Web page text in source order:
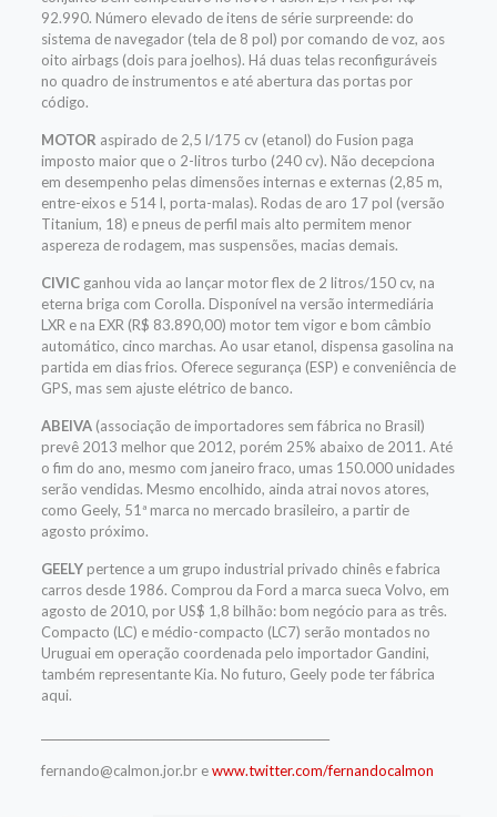
92.990. Número elevado de itens de série surpreende: do
sistema de navegador (tela de 8 pol) por comando de voz, aos
oito airbags (dois para joelhos). Há duas telas reconfiguráveis
no quadro de instrumentos e até abertura das portas por
código.
MOTOR aspirado de 2,5 l/175 cv (etanol) do Fusion paga
imposto maior que o 2-litros turbo (240 cv). Não decepciona
em desempenho pelas dimensões internas e externas (2,85 m,
entre-eixos e 514 l, porta-malas). Rodas de aro 17 pol (versão
Titanium, 18) e pneus de perfil mais alto permitem menor
aspereza de rodagem, mas suspensões, macias demais.
CIVICganhou vida ao lançar motor flex de 2 litros/150 cv, na
eterna briga com Corolla. Disponível na versão intermediária
LXR e na EXR (R$ 83.890,00) motor tem vigor e bom câmbio
automático, cinco marchas. Ao usar etanol, dispensa gasolina na
partida em dias frios. Oferece segurança (ESP) e conveniência de
GPS, mas sem ajuste elétrico de banco.
ABEIVA(associação de importadores sem fábrica no Brasil)
prevê 2013 melhor que 2012, porém 25% abaixo de 2011. Até
o fim do ano, mesmo com janeiro fraco, umas 150.000 unidades
serão vendidas. Mesmo encolhido, ainda atrai novos atores,
como Geely, 51ª marca no mercado brasileiro, a partir de
agosto próximo.
GEELYpertence a um grupo industrial privado chinês e fabrica
carros desde 1986. Comprou da Ford a marca sueca Volvo, em
agosto de 2010, por US$ 1,8 bilhão: bom negócio para as três.
Compacto (LC) e médio-compacto (LC7) serão montados no
Uruguai em operação coordenada pelo importador Gandini,
também representante Kia. No futuro, Geely pode ter fábrica
aqui.
fernando@calmon.jor.br ewww.twitter.com/fernandocalmon